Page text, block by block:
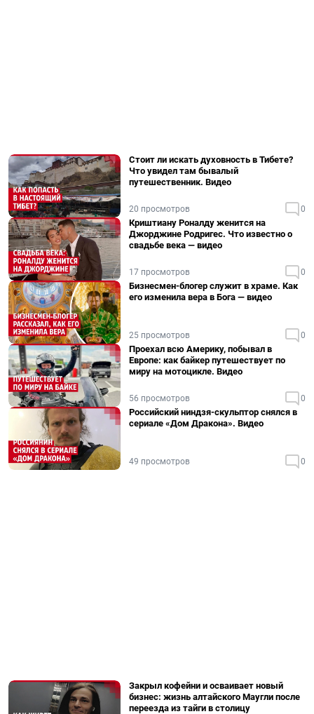
Стоит ли искать духовность в Тибете?
Что увидел там бывалый
путешественник. Видео
20 просмотров 0
Криштиану Роналду женится на
Джорджине Родригес. Что известно о
свадьбе века — видео
17 просмотров 0
Бизнесмен-блогер служит в храме. Как
его изменила вера в Бога — видео
25 просмотров 0
Проехал всю Америку, побывал в
Европе: как байкер путешествует по
миру на мотоцикле. Видео
56 просмотров 0
Российский ниндзя-скульптор снялся в
сериале «Дом Дракона». Видео
49 просмотров 0
Закрыл кофейни и осваивает новый
бизнес: жизнь алтайского Маугли после
переезда из тайги в столицу